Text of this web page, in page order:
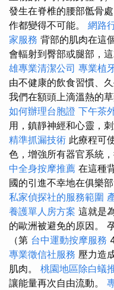
發生在脊椎的腰部骶骨
作都變得不可能。 網路
家服務 背部的肌肉在這
會輻射到臀部或腿部，
雄專業清潔公司 專業植
由不健康的飲食習慣、
我們在額頭上滴溫熱的
如何辦理台胞證 下午茶
用，鎮靜神經和心靈，
精準抓漏技術 此療程可
色，增強所有器官系統
中全身按摩推薦 在這種
國的引進不幸地在俱樂
私家偵探社的服務範圍
養護單人房方案 這就是
的歐洲被避免的原因。
（第 台中運動按摩服務
專業徵信社服務 壓力造
肌肉。 桃園地區除白蟻
讓能量再次自由流動。